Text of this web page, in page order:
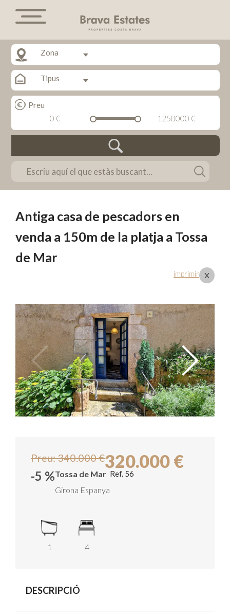
Zona
Tipus
Preu
0 €
1250000 €
Antiga casa de pescadors en
venda a 150m de la platja a Tossa
de Mar
imprimir x
Preu: 340.000 €320.000 €
-5 %Tossa de Mar
Girona Espanya
Ref. 56
1 4
DESCRIPCIÓ